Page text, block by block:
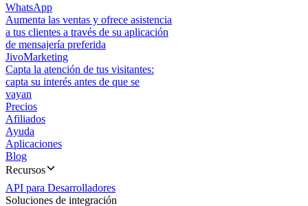
WhatsApp
Aumenta las ventas y ofrece asistencia
a tus clientes a través de su aplicación
de mensajería preferida
JivoMarketing
Capta la atención de tus visitantes:
capta su interés antes de que se
vayan
Precios
Afiliados
Ayuda
Aplicaciones
Blog
Recursos
API para Desarrolladores
Soluciones de integración